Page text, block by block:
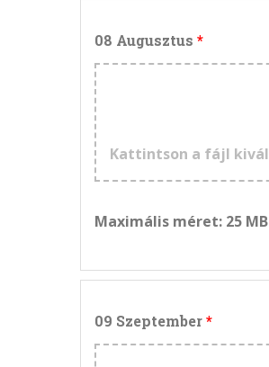
08 Augusztus
Kattintson a fájl
Maximális méret: 25 MB
09 Szeptember